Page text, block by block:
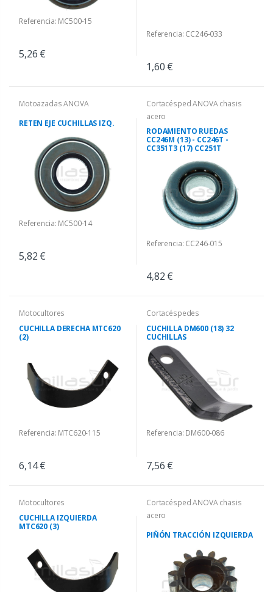
Referencia: MC500-15
5,26 €
Referencia: CC246-033
1,60 €
Motoazadas ANOVA
RETEN EJE CUCHILLAS IZQ.
Referencia: MC500-14
5,82 €
Cortacésped ANOVA chasis
acero
RODAMIENTO RUEDAS
CC246M (13) - CC246T -
CC351T3 (17) CC251T
Referencia: CC246-015
4,82 €
Motocultores
CUCHILLA DERECHA MTC620
(2)
Referencia: MTC620-115
6,14 €
Cortacéspedes
CUCHILLA DM600 (18) 32
CUCHILLAS
Referencia: DM600-086
7,56 €
Motocultores
CUCHILLA IZQUIERDA
MTC620 (3)
Cortacésped ANOVA chasis
acero
PIÑÓN TRACCIÓN IZQUIERDA